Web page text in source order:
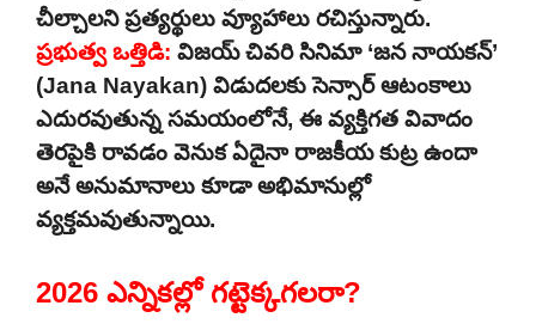
చీల్చాలని ప్రత్యర్థులు వ్యూహాలు రచిస్తున్నారు.
ప్రభుత్వ ఒత్తిడి: విజయ్ చివరి సినిమా ‘జన నాయకన్’
(Jana Nayakan) విడుదలకు సెన్సార్ ఆటంకాలు
ఎదురవుతున్న సమయంలోనే, ఈ వ్యక్తిగత వివాదం
తెరపైకి రావడం వెనుక ఏదైనా రాజకీయ కుట్ర ఉందా
అనే అనుమానాలు కూడా అభిమానుల్లో
వ్యక్తమవుతున్నాయి.
2026 ఎన్నికల్లో గట్టెక్కగలరా?